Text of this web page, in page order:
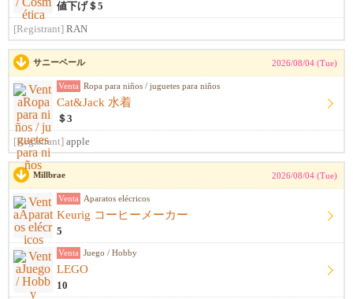
値下げ＄5
[Registrant] RAN
サニーベール 2026/08/04 (Tue)
Venta Ropa para niños / juguetes para niños
Cat&Jack 水着
＄3
[Registrant] apple
Millbrae 2026/08/04 (Tue)
Venta Aparatos elécricos
Keurig コーヒーメーカー
5
Venta Juego / Hobby
LEGO
10